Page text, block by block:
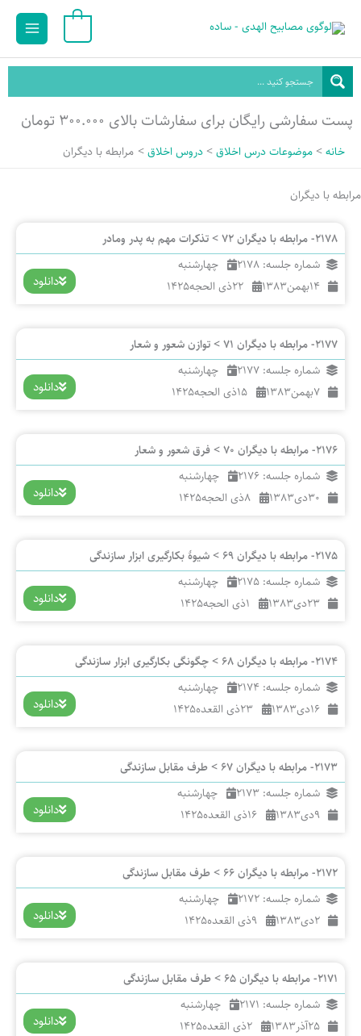
محتوا
Main
پست سفارشی رایگان برای سفارشات بالای ۳۰۰.۰۰۰ تومان
خانه موضوعات درس اخلاق دروس اخلاق مرابطه با دیگران
مرابطه با دیگران
2178- مرابطه با دیگران 72 > تذکرات مهم به پدر ومادر
شماره جلسه: 2178
چهارشنبه
14بهمن1383
22ذی الحجه1425 دانلود
2177- مرابطه با دیگران 71 > توازن شعور و شعار
شماره جلسه: 2177
چهارشنبه
7بهمن1383
15ذی الحجه1425 دانلود
2176- مرابطه با دیگران 70 > فرق شعور و شعار
شماره جلسه: 2176
چهارشنبه
30دی1383
8ذی الحجه1425 دانلود
2175- مرابطه با دیگران 69 > شیوۀ بکارگیری ابزار سازندگی
شماره جلسه: 2175
چهارشنبه
23دی1383
1ذی الحجه1425 دانلود
2174- مرابطه با دیگران 68 > چگونگی بکارگیری ابزار سازندگی
شماره جلسه: 2174
چهارشنبه
16دی1383
23ذی القعده1425 دانلود
2173- مرابطه با دیگران 67 > طرف مقابل سازندگی
شماره جلسه: 2173
چهارشنبه
9دی1383
16ذی القعده1425 دانلود
2172- مرابطه با دیگران 66 > طرف مقابل سازندگی
شماره جلسه: 2172
چهارشنبه
2دی1383
9ذی القعده1425 دانلود
2171- مرابطه با دیگران 65 > طرف مقابل سازندگی
شماره جلسه: 2171
چهارشنبه
25آذر1383
2ذی القعده1425 دانلود